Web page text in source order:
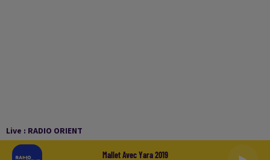
Live : RADIO ORIENT
Mallet Avec Yara 2019